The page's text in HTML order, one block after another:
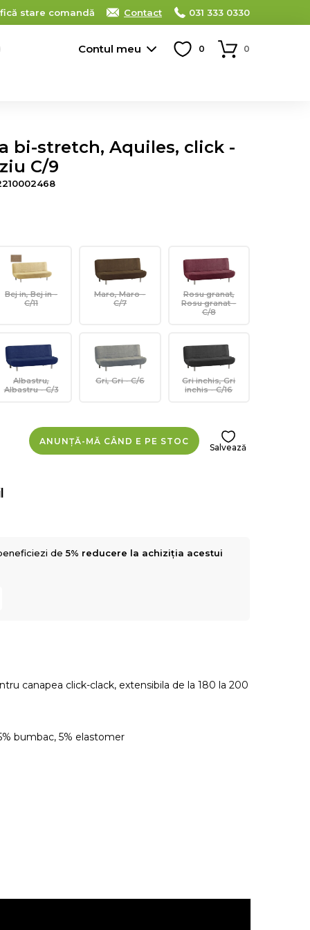
stare comandă Contact 031 333 0330
Contul meu 0 0
bi-stretch, Aquiles, click -
C/9
Bej in, Bej in -
C/11
Maro, Maro -
C/7
Rosu granat,
Rosu granat -
C/8
Albastru,
Albastru - C/3
Gri, Gri - C/6
Gri inchis, Gri
inchis - C/16
ANUNȚĂ-MĂ CÂND E PE STOC
Salvează
de5% reducere la achiziția acestui
canapea click-clack, extensibila de la 180 la 200
bumbac, 5% elastomer